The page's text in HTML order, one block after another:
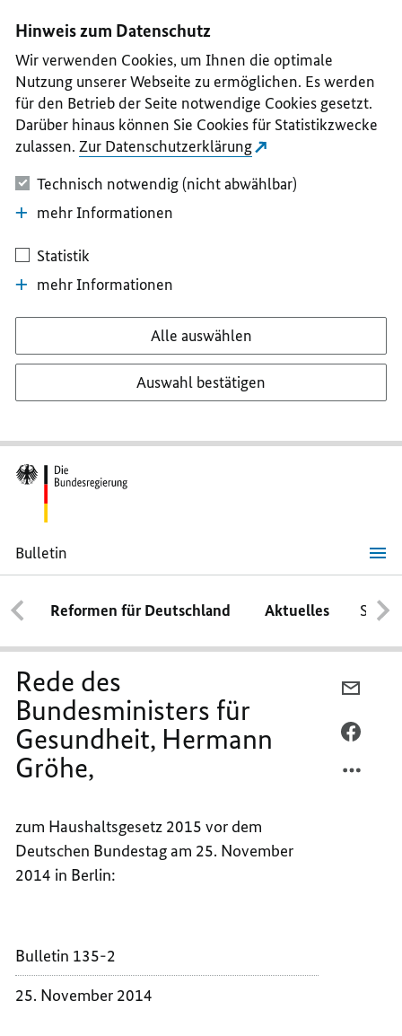
II
III
IV
V
Hinweis zum Datenschutz
Wir verwenden Cookies, um Ihnen die optimale
Nutzung unserer Webseite zu ermöglichen. Es werden
für den Betrieb der Seite notwendige Cookies gesetzt.
Darüber hinaus können Sie Cookies für Statistikzwecke
zulassen. Zur Datenschutzerklärung
Technisch notwendig (nicht abwählbar)
mehr Informationen
Statistik
mehr Informationen
Alle auswählen
Auswahl bestätigen
Bulletin
Rede
des
Bundesministers
für
Gesundheit,
Hermann
Gröhe,
Reformen für Deutschland Aktuelles
Rede des
Bundesministers für
Gesundheit, Hermann
Gröhe,
zum Haushaltsgesetz 2015 vor dem
Deutschen Bundestag am 25. November
2014 in Berlin:
Bulletin 135-2
25. November 2014